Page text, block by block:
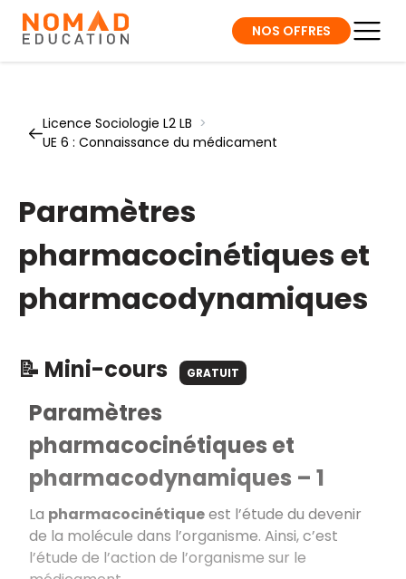
NOS OFFRES
Licence Sociologie L2 LB >
UE 6 : Connaissance du médicament
Paramètres
pharmacocinétiques et
pharmacodynamiques
📝 Mini-cours GRATUIT
Paramètres
pharmacocinétiques et
pharmacodynamiques – 1
La pharmacocinétiqueest l’étude du devenir
de la molécule dans l’organisme. Ainsi, c’est
l’étude de l’action de l’organisme sur le